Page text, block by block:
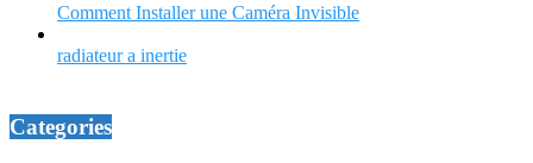
Comment Installer une Caméra Invisible
radiateur a inertie
Categories